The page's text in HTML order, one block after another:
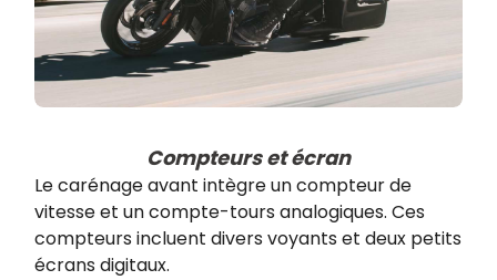
Compteurs et écran
Le carénage avant intègre un compteur de
vitesse et un compte-tours analogiques. Ces
compteurs incluent divers voyants et deux petits
écrans digitaux.